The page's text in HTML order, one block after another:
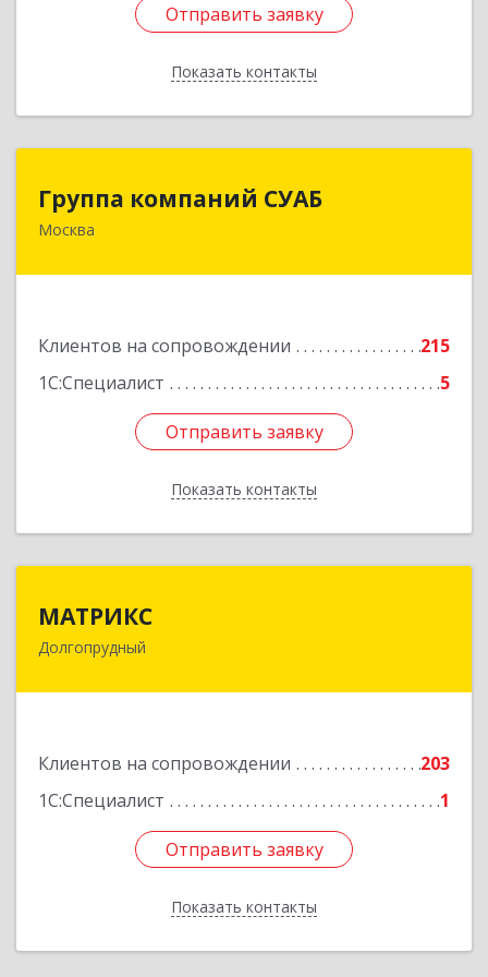
Отправить заявку
Показать контакты
Отправить заявку
Назад
Группа компаний СУАБ
Москва
Клиентов на сопровождении
215
1С:Специалист
5
Отправить заявку
Показать контакты
Группа компаний СУАБ
105082, Москва г, Почтовая Б. ул, дом 36, стр.9,
Отправить заявку
Назад
МАТРИКС
Долгопрудный
Клиентов на сопровождении
203
1С:Специалист
1
Отправить заявку
Показать контакты
141707, Московская обл, Долгопрудный г,
Отправить заявку
Назад